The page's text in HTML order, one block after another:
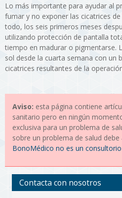
Lo más importante para ayudar al
fumar y no exponer las cicatrices
todo, los seis primeros meses
utilizando protección de pantalla
tiempo en madurar o pigmentarse.
sol desde la cuarta semana con un
cicatrices resultantes de la
Aviso: esta página contiene
sanitario pero en ningún
exclusiva para un problema de
sobre un problema de salud debe
BonoMédico no es un
Contacta con nosotros